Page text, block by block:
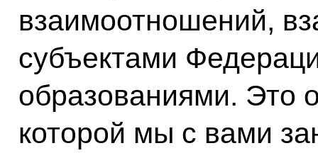
взаимоотношений,
субъектами
образованиями. Это
которой мы с вами